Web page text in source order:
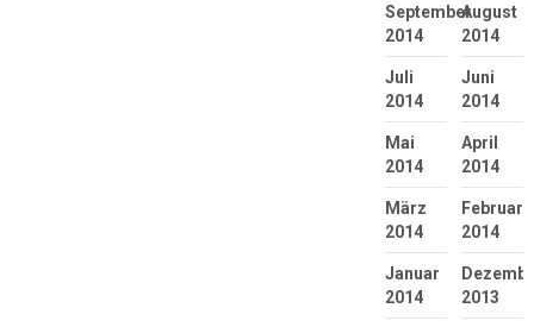
September
2014
August
2014
Juli
2014
Juni
2014
Mai
2014
April
2014
März
2014
Februar
2014
Januar
2014
2013